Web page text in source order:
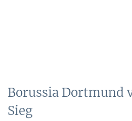
Borussia Dortmund
Sieg